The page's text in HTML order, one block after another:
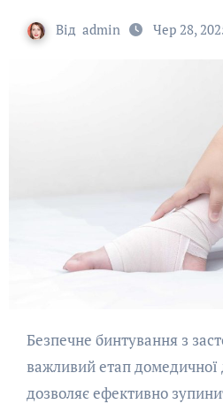
Від admin Чер 28,
Безпечне бинтування з застосуванням тиску —
важливий етап
дозволяє ефективно